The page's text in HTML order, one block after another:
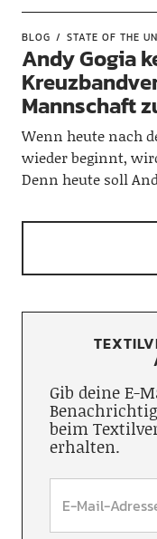
BLOG STATE OF THE
Andy Gogia
Mannschaft
Wenn heute nach
wieder beginnt,
Denn heute soll
Gib deine E-
beim
erhalten.